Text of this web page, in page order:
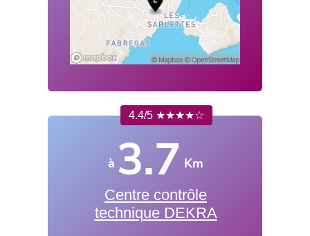
4.4/5 ★★★★☆
à 3.7 Km
Centre contrôle
technique DEKRA